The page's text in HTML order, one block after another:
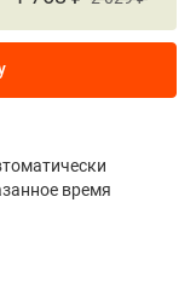
время